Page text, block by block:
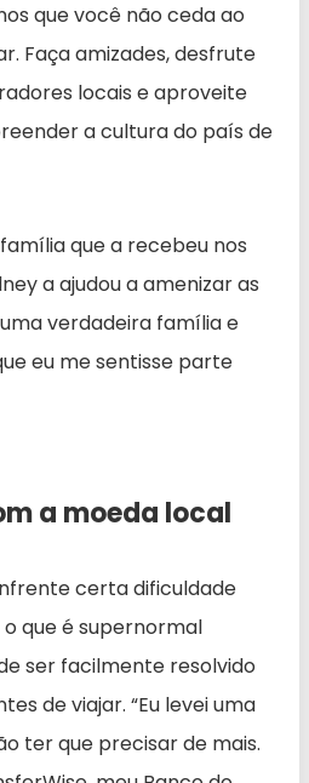
que você não ceda ao
Faça amizades, desfrute
locais e aproveite
a cultura do país de
que a recebeu nos
a ajudou a amenizar as
verdadeira família e
eu me sentisse parte
a moeda local
certa dificuldade
que é supernormal
ser facilmente resolvido
de viajar. “Eu levei uma
ter que precisar de mais.